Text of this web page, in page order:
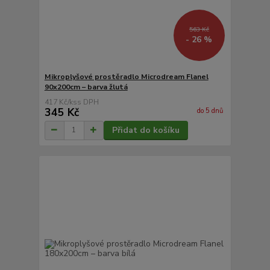
563 Kč
- 26 %
Mikroplyšové prostěradlo Microdream Flanel
90x200cm – barva žlutá
417 Kč/ks
345 Kč do 5 dnů
Přidat do košíku